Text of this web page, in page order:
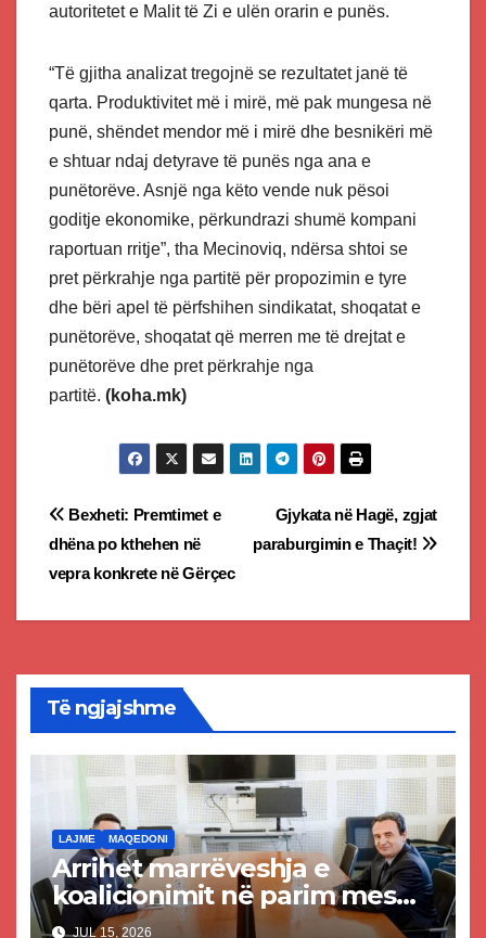
autoritetet e Malit të Zi e ulën orarin e punës.
“Të gjitha analizat tregojnë se rezultatet janë të
qarta. Produktivitet më i mirë, më pak mungesa në
punë, shëndet mendor më i mirë dhe besnikëri më
e shtuar ndaj detyrave të punës nga ana e
punëtorëve. Asnjë nga këto vende nuk pësoi
goditje ekonomike, përkundrazi shumë kompani
raportuan rritje”, tha Mecinoviq, ndërsa shtoi se
pret përkrahje nga partitë për propozimin e tyre
dhe bëri apel të përfshihen sindikatat, shoqatat e
punëtorëve, shoqatat që merren me të drejtat e
punëtorëve dhe pret përkrahje nga
partitë. (koha.mk)
Post
navigation
Gjykata në Hagë, zgjat
paraburgimin e Thaçit!
Bexheti: Premtimet e
dhëna po kthehen në
vepra konkrete në Gërçec
Të ngjajshme
LAJME MAQEDONI
Arrihet marrëveshja e
koalicionimit në parim mes
Kurtit dhe Abdixhikut
JUL 15, 2026